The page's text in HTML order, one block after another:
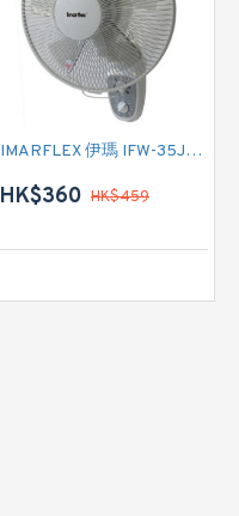
IMARFLEX 伊瑪 IFW-35J2 掛牆扇
HK$360 HK$459